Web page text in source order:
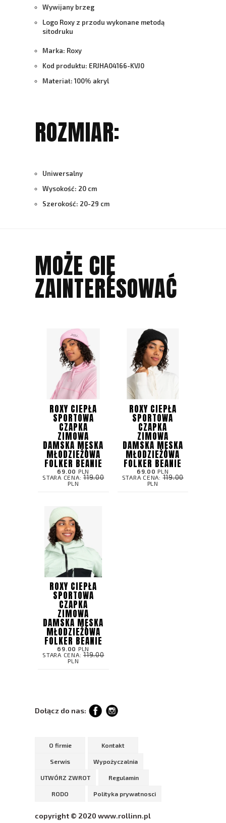
Wywijany brzeg
Logo Roxy z przodu wykonane metodą
sitodruku
Marka: Roxy
Kod produktu: ERJHA04166-KVJ0
Materiał: 100% akryl
ROZMIAR:
Uniwersalny
Wysokość: 20 cm
Szerokość: 20-29 cm
MOŻE CIĘ
ZAINTERESOWAĆ
ROXY CIEPŁA
SPORTOWA
CZAPKA
ZIMOWA
DAMSKA MĘSKA
MŁODZIEŻOWA
FOLKER BEANIE
69.00 PLN
STARA CENA: 119.00
PLN
ROXY CIEPŁA
SPORTOWA
CZAPKA
ZIMOWA
DAMSKA MĘSKA
MŁODZIEŻOWA
FOLKER BEANIE
69.00 PLN
STARA CENA:119.00
PLN
ROXY CIEPŁA
SPORTOWA
CZAPKA
ZIMOWA
DAMSKA MĘSKA
MŁODZIEŻOWA
FOLKER BEANIE
69.00 PLN
STARA CENA: 119.00
PLN
Dołącz do nas:
O firmie Kontakt
Serwis Wypożyczalnia
UTWÓRZ ZWROT Regulamin
RODO Polityka prywatnosci
copyright © 2020 www.rollinn.pl